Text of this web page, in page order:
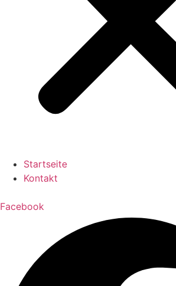
Startseite
Kontakt
Facebook